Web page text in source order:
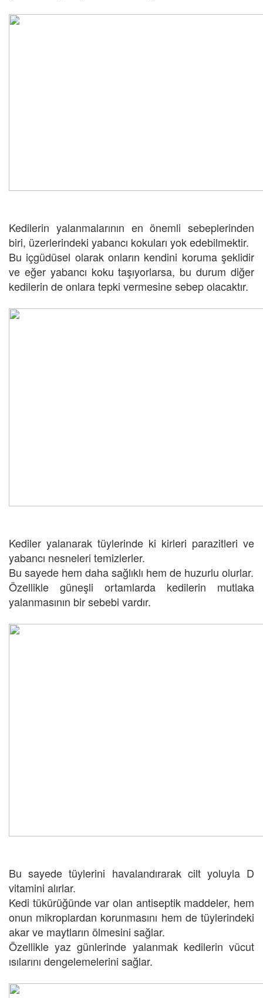
Kedilerin yalanmalarının en önemli sebeplerinden
biri, üzerlerindeki yabancı kokuları yok edebilmektir.
Bu içgüdüsel olarak onların kendini koruma şeklidir
ve eğer yabancı koku taşıyorlarsa, bu durum diğer
kedilerin de onlara tepki vermesine sebep olacaktır.
Kediler yalanarak tüylerinde ki kirleri parazitleri ve
yabancı nesneleri temizlerler.
Bu sayede hem daha sağlıklı hem de huzurlu olurlar.
Özellikle güneşli ortamlarda kedilerin mutlaka
yalanmasının bir sebebi vardır.
Bu sayede tüylerini havalandırarak cilt yoluyla D
vitamini alırlar.
Kedi tükürüğünde var olan antiseptik maddeler, hem
onun mikroplardan korunmasını hem de tüylerindeki
akar ve maytların ölmesini sağlar.
Özellikle yaz günlerinde yalanmak kedilerin vücut
ısılarını dengelemelerini sağlar.